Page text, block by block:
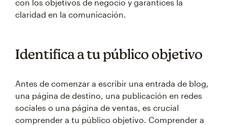
con los objetivos de negocio y garantices la
claridad en la comunicación.
Identifica a tu público objetivo
Antes de comenzar a escribir una entrada de blog,
una página de destino, una publicación en redes
sociales o una página de ventas, es crucial
comprender a tu público objetivo. Comprender a